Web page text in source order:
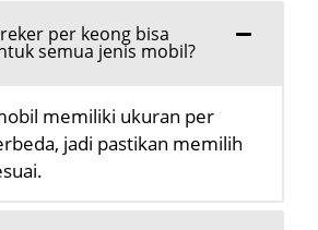
per keong bisa
semua jenis mobil?
memiliki ukuran per
jadi pastikan memilih